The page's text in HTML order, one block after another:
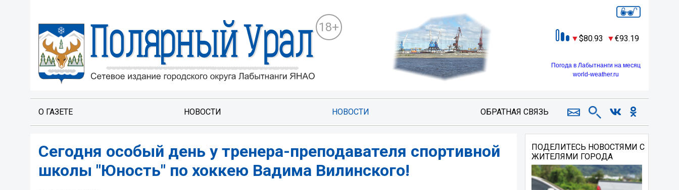
18+
80.93 93.19
Погода в Лабытнанги на месяц
world-weather.ru
О ГАЗЕТЕ НОВОСТИ НОВОСТИ ОБРАТНАЯ СВЯЗЬ
Сегодня особый день у тренера-преподавателя спортивной
школы "Юность" по хоккею Вадима Вилинского!
ПОДЕЛИТЕСЬ НОВОСТЯМИ С
ЖИТЕЛЯМИ ГОРОДА